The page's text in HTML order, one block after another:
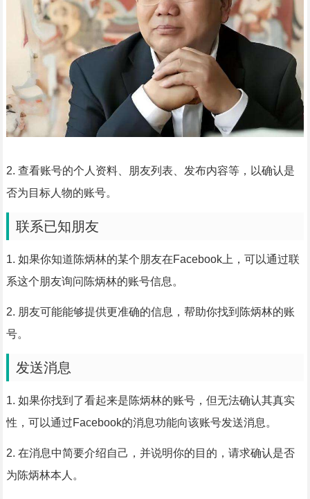
2. 查看账号的个人资料、朋友列表、发布内容等，以确认是
否为目标人物的账号。
联系已知朋友
1. 如果你知道陈炳林的某个朋友在Facebook上，可以通过联
系这个朋友询问陈炳林的账号信息。
2. 朋友可能能够提供更准确的信息，帮助你找到陈炳林的账
号。
发送消息
1. 如果你找到了看起来是陈炳林的账号，但无法确认其真实
性，可以通过Facebook的消息功能向该账号发送消息。
2. 在消息中简要介绍自己，并说明你的目的，请求确认是否
为陈炳林本人。